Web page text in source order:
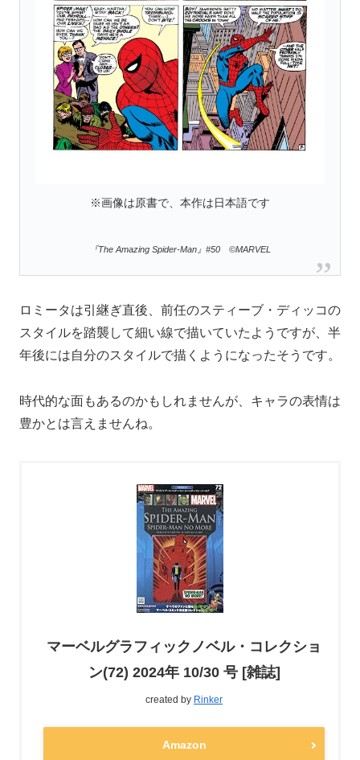
※画像は原書で、本作は日本語です
『The Amazing Spider-Man』#50 ©MARVEL
ロミータは引継ぎ直後、前任のスティーブ・ディッコの
スタイルを踏襲して細い線で描いていたようですが、半
年後には自分のスタイルで描くようになったそうです。
時代的な面もあるのかもしれませんが、キャラの表情は
豊かとは言えませんね。
マーベルグラフィックノベル・コレクショ
ン(72) 2024年 10/30 号 [雑誌]
created by Rinker
Amazon